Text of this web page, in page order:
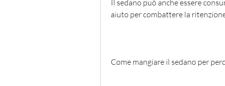
Il sedano può anche essere
aiuto per combattere la
Come mangiare il sedano per